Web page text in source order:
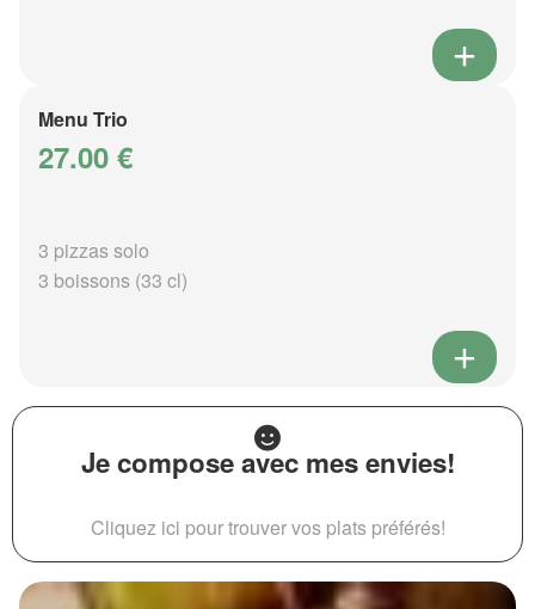
Menu Trio
27.00 €
3 pizzas solo
3 boissons (33 cl)
Je compose avec mes envies!
Cliquez ici pour trouver vos plats préférés!